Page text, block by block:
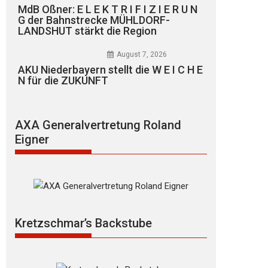
MdB Oßner: E L E K T R I F I Z I E R U N
G der Bahnstrecke MÜHLDORF-
LANDSHUT stärkt die Region
August 7, 2026
AKU Niederbayern stellt die W E I C H E
N für die ZUKUNFT
AXA Generalvertretung Roland
Eigner
Kretzschmar’s Backstube